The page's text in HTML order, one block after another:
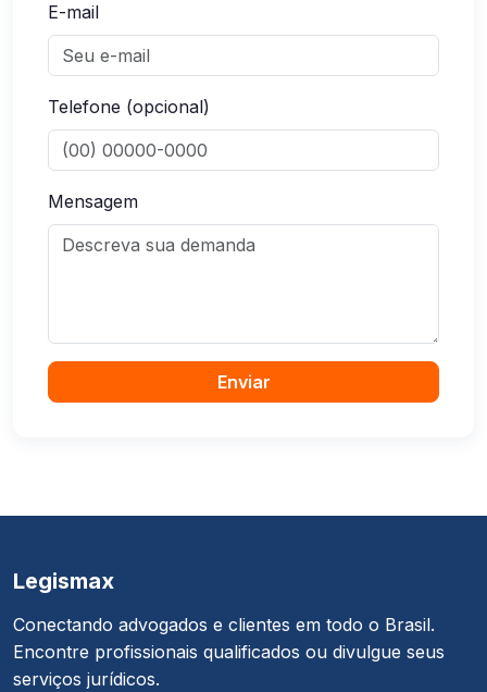
E-mail
Telefone (opcional)
Mensagem
Enviar
Legismax
Conectando advogados e clientes em todo o Brasil.
Encontre profissionais qualificados ou divulgue seus
serviços jurídicos.